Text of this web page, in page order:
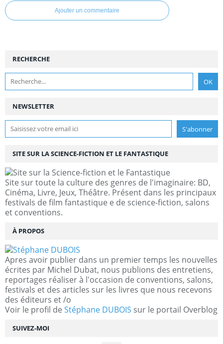
Ajouter un commentaire
NEWSLETTER
SUIVEZ-MOI
RECHERCHE
SITE SUR LA SCIENCE-FICTION ET LE FANTASTIQUE
Site sur toute la culture des genres de l'imaginaire: BD,
Cinéma, Livre, Jeux, Théâtre. Présent dans les principaux
festivals de film fantastique e de science-fiction, salons
et conventions.
À PROPOS
Apres avoir publier dans un premier temps les nouvelles
écrites par Michel Dubat, nous publions des entretiens,
reportages réaliser à l'occasion de conventions, salons,
festivals et des articles sur les livres que nous recevons
des éditeurs et /o
Voir le profil de Stéphane DUBOIS sur le portail Overblog